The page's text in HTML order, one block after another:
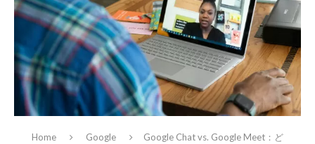
Home Google
Google Chat vs. Google Meet：ど